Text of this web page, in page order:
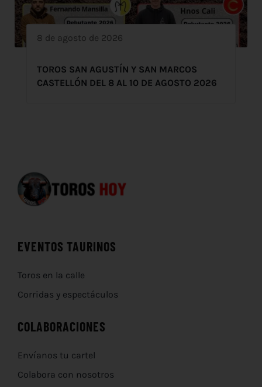
8 de agosto de 2026
TOROS SAN AGUSTÍN Y SAN MARCOS
CASTELLÓN DEL 8 AL 10 DE AGOSTO 2026
EVENTOS TAURINOS
Toros en la calle
Corridas y espectáculos
COLABORACIONES
Envíanos tu cartel
Colabora con nosotros